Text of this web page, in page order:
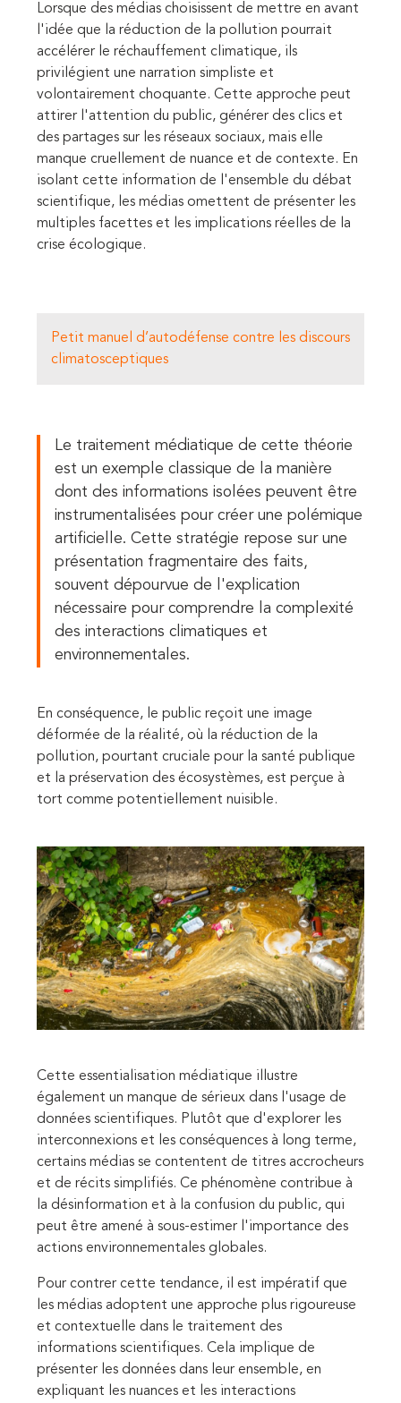
Lorsque des médias choisissent de mettre en avant
l'idée que la réduction de la pollution pourrait
accélérer le réchauffement climatique, ils
privilégient une narration simpliste et
volontairement choquante. Cette approche peut
attirer l'attention du public, générer des clics et
des partages sur les réseaux sociaux, mais elle
manque cruellement de nuance et de contexte. En
isolant cette information de l'ensemble du débat
scientifique, les médias omettent de présenter les
multiples facettes et les implications réelles de la
crise écologique.
Petit manuel d’autodéfense contre les discours
climatosceptiques
Le traitement médiatique de cette théorie
est un exemple classique de la manière
dont des informations isolées peuvent être
instrumentalisées pour créer une polémique
artificielle. Cette stratégie repose sur une
présentation fragmentaire des faits,
souvent dépourvue de l'explication
nécessaire pour comprendre la complexité
des interactions climatiques et
environnementales.
En conséquence, le public reçoit une image
déformée de la réalité, où la réduction de la
pollution, pourtant cruciale pour la santé publique
et la préservation des écosystèmes, est perçue à
tort comme potentiellement nuisible.
Cette essentialisation médiatique illustre
également un manque de sérieux dans l'usage de
données scientifiques. Plutôt que d'explorer les
interconnexions et les conséquences à long terme,
certains médias se contentent de titres accrocheurs
et de récits simplifiés. Ce phénomène contribue à
la désinformation et à la confusion du public, qui
peut être amené à sous-estimer l'importance des
actions environnementales globales.
Pour contrer cette tendance, il est impératif que
les médias adoptent une approche plus rigoureuse
et contextuelle dans le traitement des
informations scientifiques. Cela implique de
présenter les données dans leur ensemble, en
expliquant les nuances et les interactions